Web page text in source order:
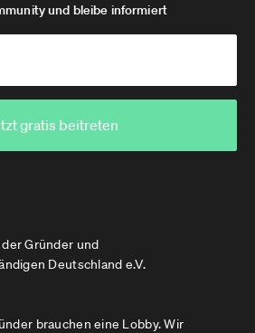
Gründer und
Deutschland e.V.
und bleibe informiert
gratis beitreten
brauchen eine Lobby. Wir